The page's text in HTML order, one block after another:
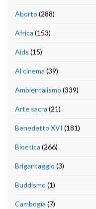
Aborto (288)
Africa (153)
Aids (15)
Al cinema (39)
Ambientalismo (339)
Arte sacra (21)
Benedetto XVI (181)
Bioetica (266)
Brigantaggio (3)
Buddismo (1)
Cambogia (7)